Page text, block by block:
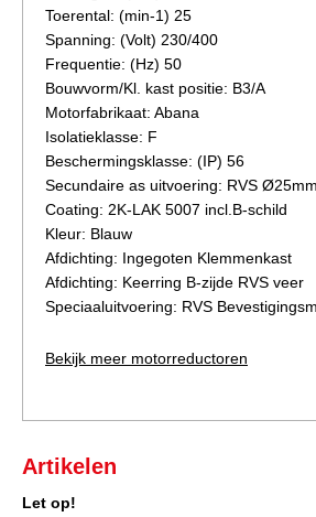
Toerental: (min-1) 25
Spanning: (Volt) 230/400
Frequentie: (Hz) 50
Bouwvorm/Kl. kast positie: B3/A
Motorfabrikaat: Abana
Isolatieklasse: F
Beschermingsklasse: (IP) 56
Secundaire as uitvoering: RVS Ø25mm
Coating: 2K-LAK 5007 incl.B-schild
Kleur: Blauw
Afdichting: Ingegoten Klemmenkast
Afdichting: Keerring B-zijde RVS veer
Speciaaluitvoering: RVS
Bekijk meer motorreductoren
Artikelen
Let op!